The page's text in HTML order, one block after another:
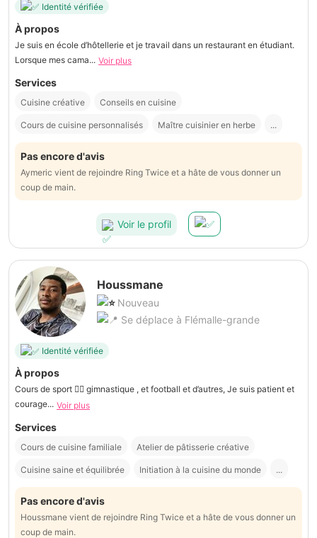
Identité vérifiée
À propos
Je suis en école d’hôtellerie et je travail dans un restaurant en étudiant.
Lorsque mes cama... Voir plus
Services
Cuisine créative Conseils en cuisine
Cours de cuisine personnalisés Maître cuisinier en herbe ...
Pas encore d'avis
Aymeric vient de rejoindre Ring Twice et a hâte de vous donner un
coup de main.
Voir le profil
Houssmane
Nouveau
Se déplace à Flémalle-grande
Identité vérifiée
À propos
Cours de sport 🏋️‍♀️ gimnastique , et football et d’autres, Je suis patient et
courage... Voir plus
Services
Cours de cuisine familiale Atelier de pâtisserie créative
Cuisine saine et équilibrée Initiation à la cuisine du monde ...
Pas encore d'avis
Houssmane vient de rejoindre Ring Twice et a hâte de vous donner un
coup de main.